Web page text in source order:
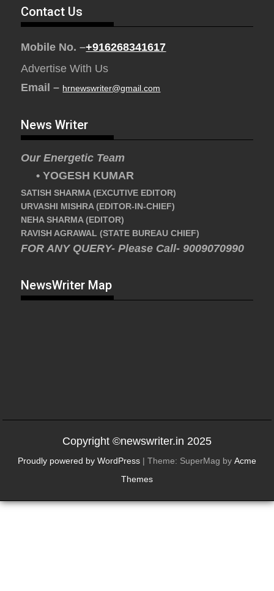
Contact Us
Mobile No. –+916268341617
Advertise With Us
Email – hrnewswriter@gmail.com
News Writer
Our Energetic Team
• YOGESH KUMAR
SATISH SHARMA (EXCUTIVE EDITOR)
URVASHI MISHRA (EDITOR-IN-CHIEF)
NEHA SHARMA (EDITOR)
RAVISH AGRAWAL (STATE BUREAU CHIEF)
FOR ANY QUERY- Please Call- 9009070990
NewsWriter Map
Copyright ©newswriter.in 2025
Proudly powered by WordPress | Theme: SuperMag by Acme
Themes